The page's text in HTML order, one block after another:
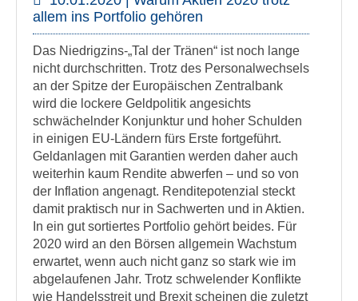
allem ins Portfolio gehören
Das Niedrigzins-„Tal der Tränen“ ist noch lange
nicht durchschritten. Trotz des Personalwechsels
an der Spitze der Europäischen Zentralbank
wird die lockere Geldpolitik angesichts
schwächelnder Konjunktur und hoher Schulden
in einigen EU-Ländern fürs Erste fortgeführt.
Geldanlagen mit Garantien werden daher auch
weiterhin kaum Rendite abwerfen – und so von
der Inflation angenagt. Renditepotenzial steckt
damit praktisch nur in Sachwerten und in Aktien.
In ein gut sortiertes Portfolio gehört beides. Für
2020 wird an den Börsen allgemein Wachstum
erwartet, wenn auch nicht ganz so stark wie im
abgelaufenen Jahr. Trotz schwelender Konflikte
wie Handelsstreit und Brexit scheinen die zuletzt